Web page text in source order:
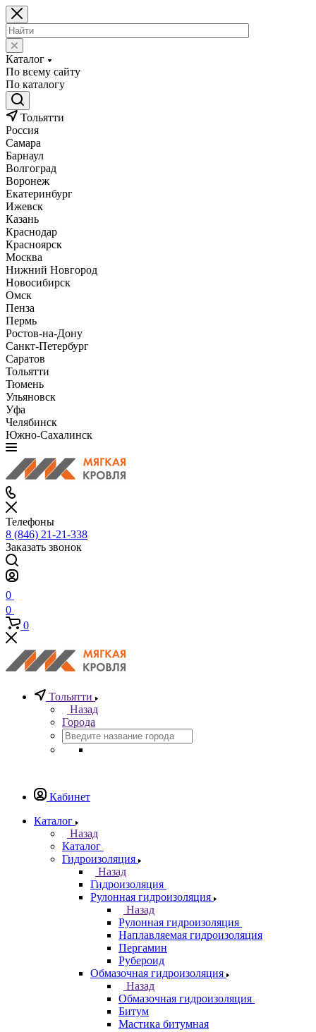
Каталог
По всему сайту
По каталогу
Тольятти
Россия
Самара
Барнаул
Волгоград
Воронеж
Екатеринбург
Ижевск
Казань
Краснодар
Красноярск
Москва
Нижний Новгород
Новосибирск
Омск
Пенза
Пермь
Ростов-на-Дону
Санкт-Петербург
Саратов
Тольятти
Тюмень
Ульяновск
Уфа
Челябинск
Южно-Сахалинск
Телефоны
8 (846) 21-21-338
Заказать звонок
0
0
0
Тольятти
Назад
Города
Кабинет
Каталог
Назад
Каталог
Гидроизоляция
Назад
Гидроизоляция
Рулонная гидроизоляция
Назад
Рулонная гидроизоляция
Наплавляемая гидроизоляция
Пергамин
Рубероид
Обмазочная гидроизоляция
Назад
Обмазочная гидроизоляция
Битум
Мастика битумная